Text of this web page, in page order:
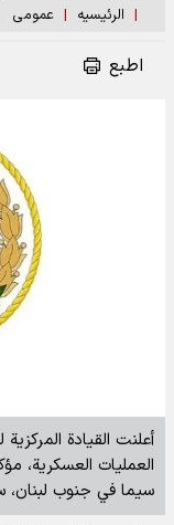
| الرئیسیه | عمومی
اطبع
أعلنت القيادة
العمليات العسكرية،
سيما في جنوب لبنان،